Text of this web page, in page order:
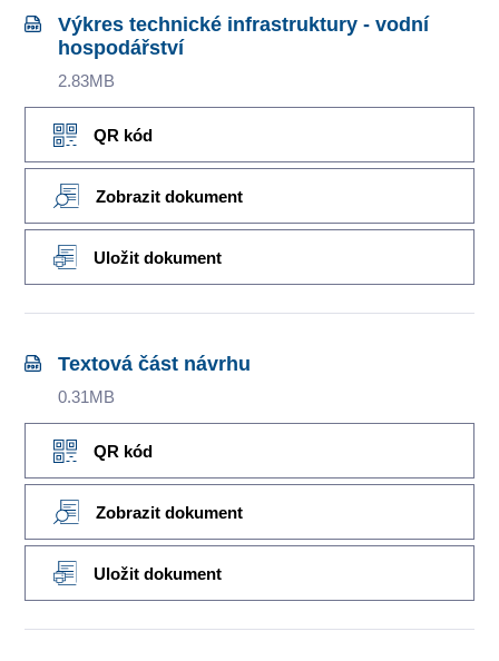
Výkres technické infrastruktury - vodní
hospodářství
2.83MB
QR kód
Zobrazit dokument
Uložit dokument
Textová část návrhu
0.31MB
QR kód
Zobrazit dokument
Uložit dokument